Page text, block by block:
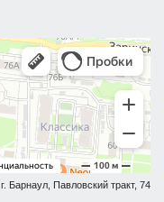
г. Барнаул, Павловский тракт, 74